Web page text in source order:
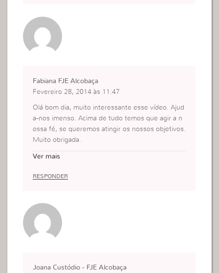
Fabiana FJE Alcobaça
Fevereiro 28, 2014 às 11:47
Olá bom dia, muito interessante esse vídeo. Ajud
a-nos imenso. Acima de tudo temos que agir a n
ossa fé, se queremos atingir os nossos objetivos.
Muito obrigada.
Ver mais
RESPONDER
Joana Custódio - FJE Alcobaça